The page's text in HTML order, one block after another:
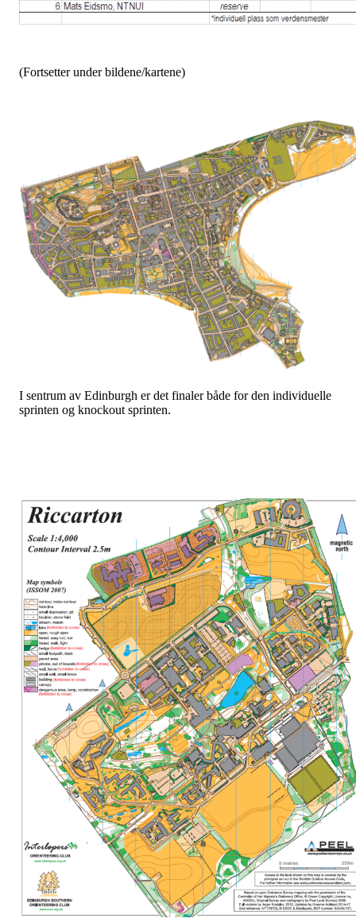
(Fortsetter under bildene/kartene)
I sentrum av Edinburgh er det finaler både for den individuelle
sprinten og knockout sprinten.